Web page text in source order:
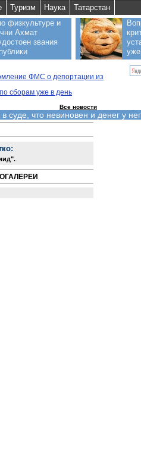
Туризм Наука Татарстан
физкультуре и
Ахмат
звания
ФМС о депортации из
сборам уже в день
Все новости
суде, что невиновен и денег у